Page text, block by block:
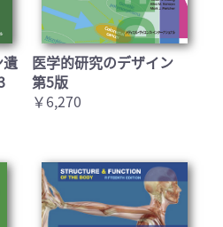
遺
医学的研究のデザイン
第5版
￥6,270